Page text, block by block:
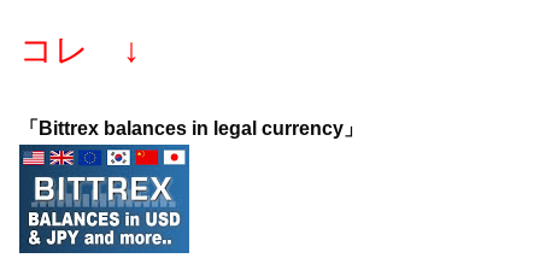
コレ ↓
「Bittrex balances in legal currency」